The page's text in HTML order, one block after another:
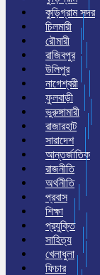
কুড়িগ্রাম সদর
চিলমারী
রৌমারী
রাজিবপুর
উলিপুর
নাগেশ্বরী
ফুলবাড়ী
ভুরুঙ্গামারী
রাজারহাট
সারাদেশ
আন্তর্জাতিক
রাজনীতি
অর্থনীতি
প্রবাস
শিক্ষা
প্রযুক্তি
সাহিত্য
খেলাধুলা
ফিচার